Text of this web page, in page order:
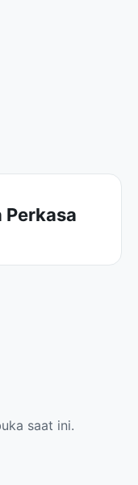
Perkasa
saat ini.